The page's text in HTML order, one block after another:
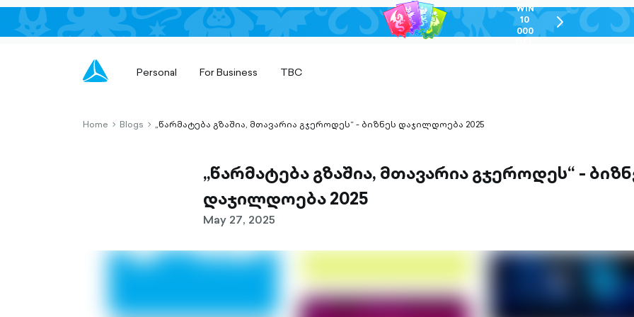
WIN
10
000
chevron-
right-
Personal For Business TBC
Home chevron-
Blogs chevron-
„წარმატება გზაშია, მთავარია გჯეროდეს“ - ბიზნეს დაჯილდოება 2025
„წარმატება გზაშია, მთავარია გჯეროდეს“ -
დაჯილდოება 2025
May 27, 2025